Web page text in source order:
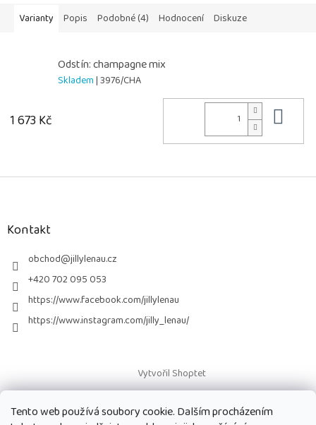
Tento web používá soubory cookie. Dalším procházením
Varianty Popis Podobné (4) Hodnocení Diskuze
Odstín: champagne mix
Skladem| 3976/CHA
1 673 Kč
Z
Kontakt
obchod@jillylenau.cz
+420 702 095 053
https://www.facebook.com/jillylenau
https://www.instagram.com/jilly_lenau/
Vytvořil Shoptet
Copyright 2026Paruky Jilly Lenau s.r.o.. Všechna práva vyhrazena.